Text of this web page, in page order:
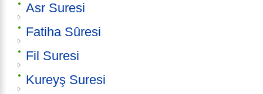
Asr Suresi
Fatiha Sûresi
Fil Suresi
Kureyş Suresi